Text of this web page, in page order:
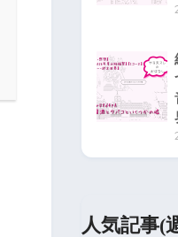
人気記事(